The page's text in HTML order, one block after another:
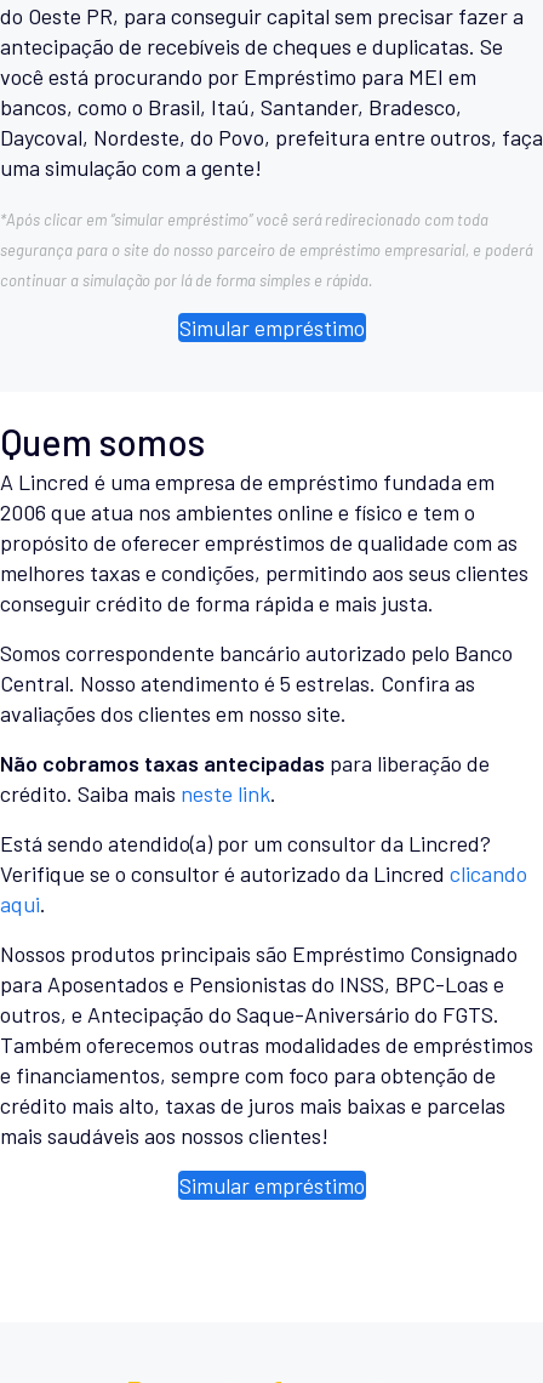
do Oeste PR, para conseguir capital sem precisar fazer a
antecipação de recebíveis de cheques e duplicatas. Se
você está procurando por Empréstimo para MEI em
bancos, como o Brasil, Itaú, Santander, Bradesco,
Daycoval, Nordeste, do Povo, prefeitura entre outros, faça
uma simulação com a gente!
*Após clicar em “simular empréstimo” você será redirecionado com toda
segurança para o site do nosso parceiro de empréstimo empresarial, e poderá
continuar a simulação por lá de forma simples e rápida.
Simular empréstimo
Quem somos
A Lincred é uma empresa de empréstimo fundada em
2006 que atua nos ambientes online e físico e tem o
propósito de oferecer empréstimos de qualidade com as
melhores taxas e condições, permitindo aos seus clientes
conseguir crédito de forma rápida e mais justa.
Somos correspondente bancário autorizado pelo Banco
Central. Nosso atendimento é 5 estrelas. Confira as
avaliações dos clientes em nosso site.
Não cobramos taxas antecipadas para liberação de
crédito. Saiba mais neste link.
Está sendo atendido(a) por um consultor da Lincred?
Verifique se o consultor é autorizado da Lincred clicando
aqui.
Nossos produtos principais são Empréstimo Consignado
para Aposentados e Pensionistas do INSS, BPC-Loas e
outros, e Antecipação do Saque-Aniversário do FGTS.
Também oferecemos outras modalidades de empréstimos
e financiamentos, sempre com foco para obtenção de
crédito mais alto, taxas de juros mais baixas e parcelas
mais saudáveis aos nossos clientes!
Simular empréstimo